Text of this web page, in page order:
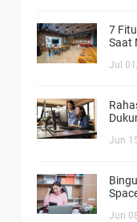
7
Saat
Jul
Jun
Jun